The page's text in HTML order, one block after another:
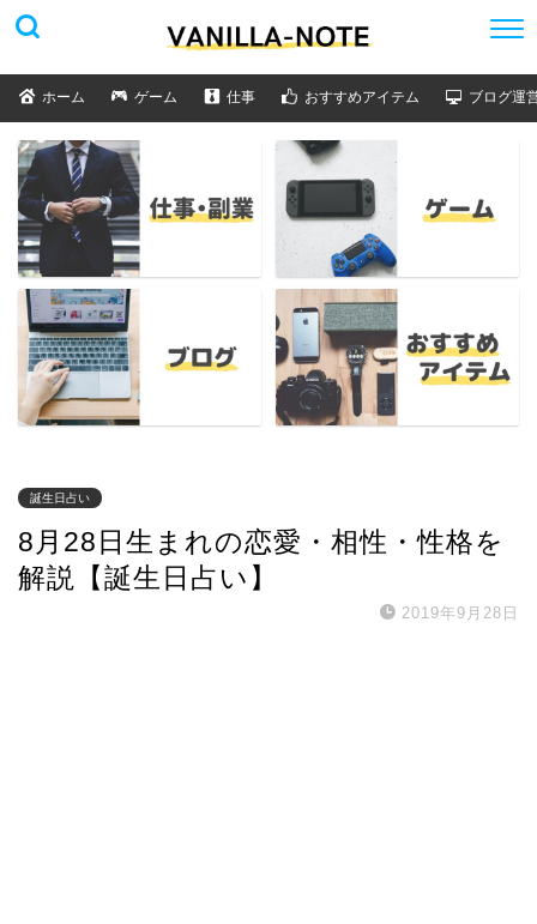
ホーム ゲーム 仕事 おすすめアイテム ブログ運
誕生日占い
8月28日生まれの恋愛・相性・性格を
解説【誕生日占い】
2019年9月28日